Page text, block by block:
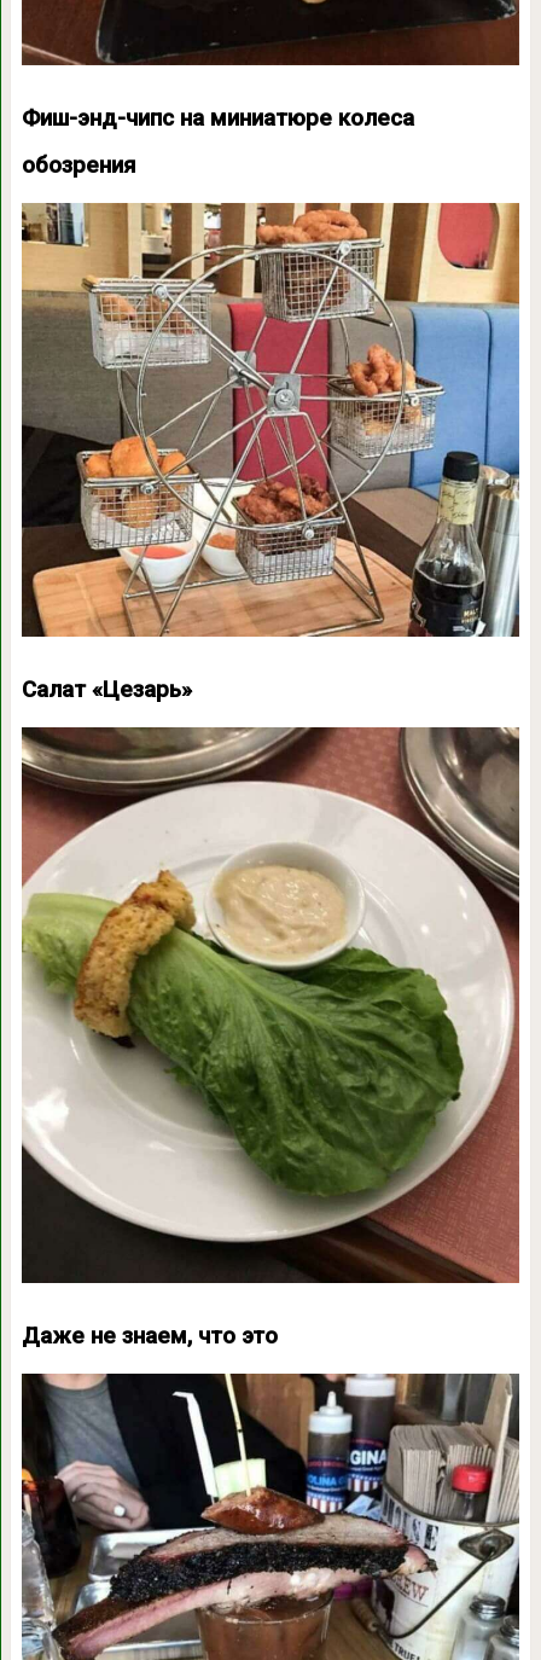
Фиш-энд-чипс на миниатюре колеса
обозрения
Салат «Цезарь»
Даже не знаем, что это